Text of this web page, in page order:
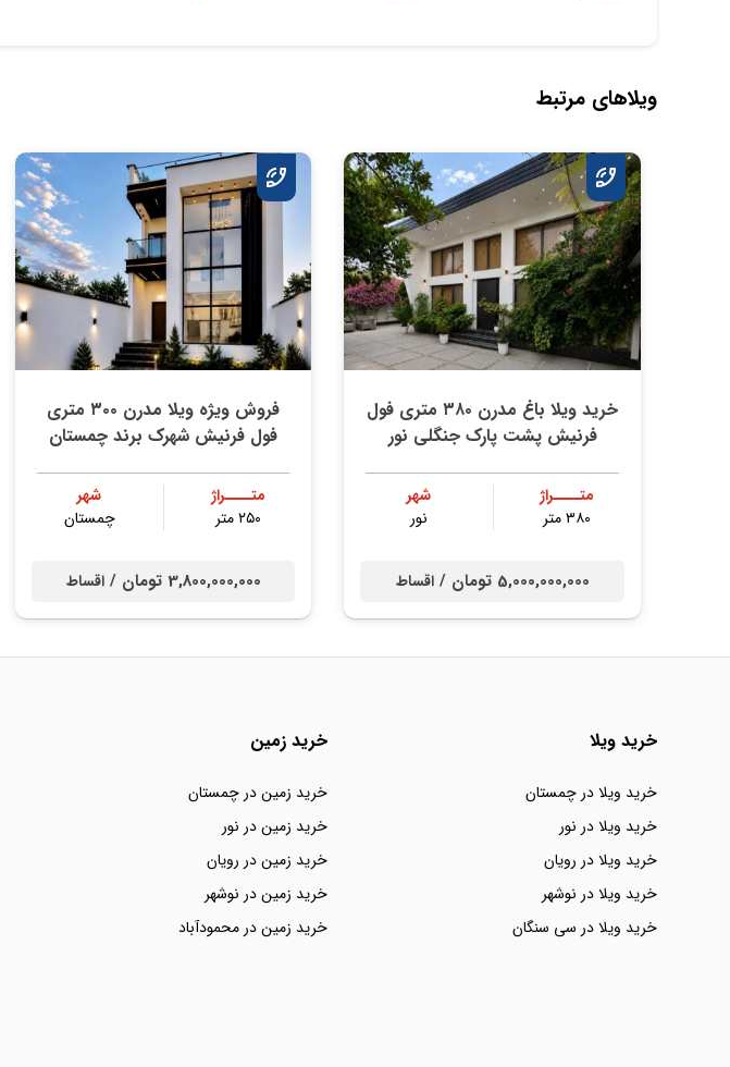
ویلاهای مرتبط
خرید ویلا باغ مدرن ۳۸۰ متری فول
فرنیش پشت پارک جنگلی نور
متــــراژ
۳۸۰ متر
شهر
نور
5,000,000,000 تومان / اقساط
فروش ویژه ویلا مدرن ۳۰۰ متری
فول فرنیش شهرک برند چمستان
متــــراژ
۲۵۰ متر
شهر
چمستان
3,800,000,000 تومان / اقساط
خرید ویلا
خرید ویلا در چمستان
خرید ویلا در نور
خرید ویلا در رویان
خرید ویلا در نوشهر
خرید ویلا در سی سنگان
خرید زمین
خرید زمین در چمستان
خرید زمین در نور
خرید زمین در رویان
خرید زمین در نوشهر
خرید زمین در محمودآباد